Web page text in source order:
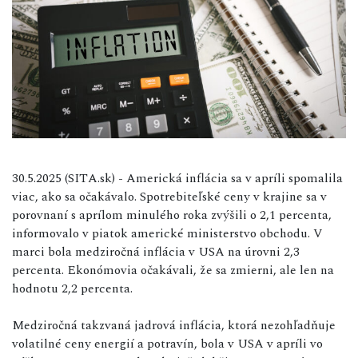
30.5.2025 (SITA.sk) - Americká inflácia sa v apríli spomalila
viac, ako sa očakávalo. Spotrebiteľské ceny v krajine sa v
porovnaní s aprílom minulého roka zvýšili o 2,1 percenta,
informovalo v piatok americké ministerstvo obchodu. V
marci bola medziročná inflácia v USA na úrovni 2,3
percenta. Ekonómovia očakávali, že sa zmierni, ale len na
hodnotu 2,2 percenta.
Medziročná takzvaná jadrová inflácia, ktorá nezohľadňuje
volatilné ceny energií a potravín, bola v USA v apríli vo